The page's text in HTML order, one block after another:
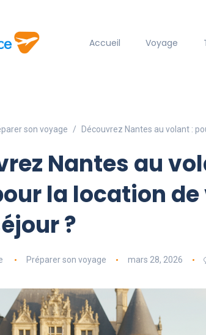
Accueil Voyage
son voyage Découvrez Nantes au volant :
Nantes au
la location
?
Préparer son voyage mars 28, 2026